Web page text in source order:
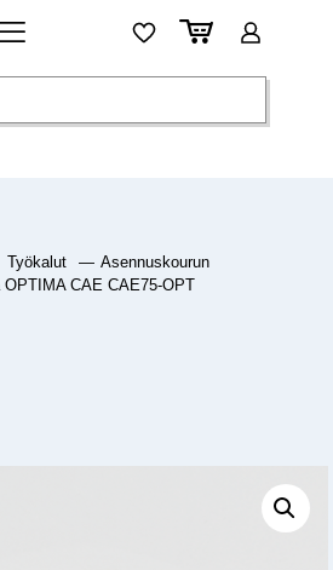
Työkalut — Asennuskourun
OPTIMA CAE CAE75-OPT